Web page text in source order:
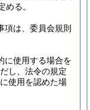
める。
項は、委員会規則
に使用する場合を
し、法令の規定
使用を認めた場